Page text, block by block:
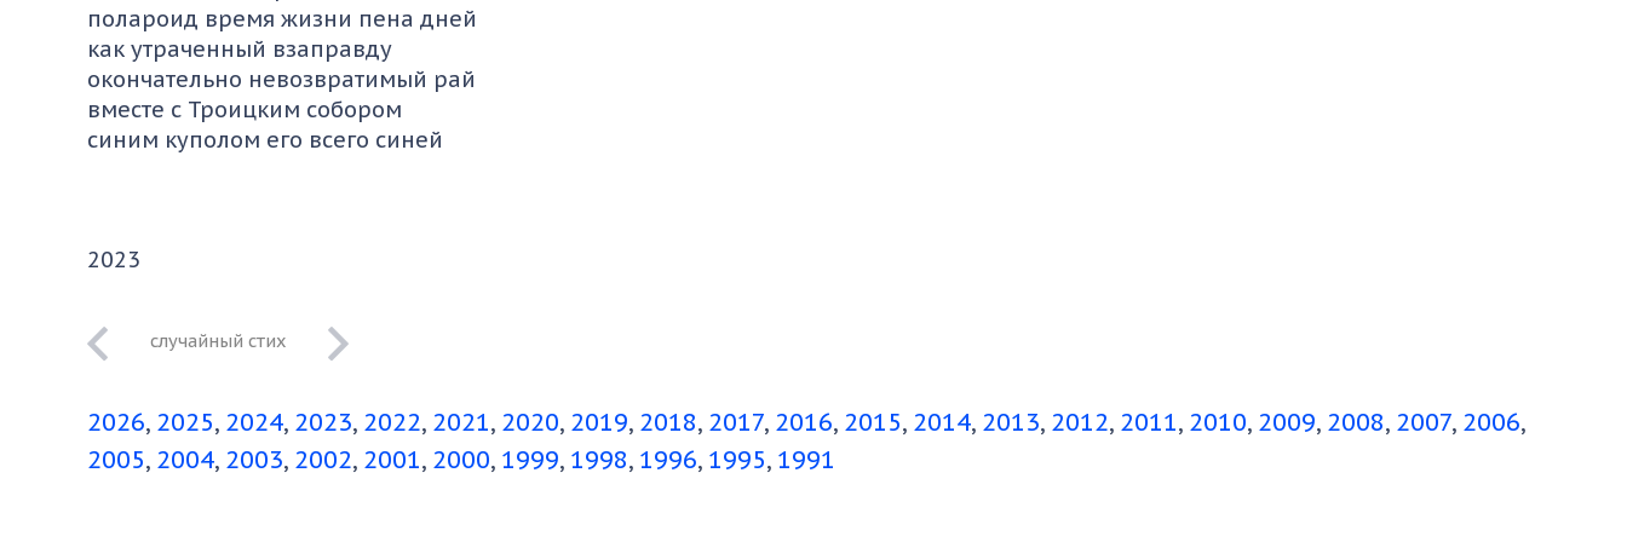
полароид время жизни пена дней
как утраченный взаправду
окончательно невозвратимый рай
вместе с Троицким собором
синим куполом его всего синей
2023
2026 2025 2024 2023 2022 2021 2020 2019 2018 2017 2016 2015 2014 2013 2012 2011 2010 2009 2008 2007 2006
2005 2004 2003 2002 2001 2000 1999 1998 1996 1995 1991